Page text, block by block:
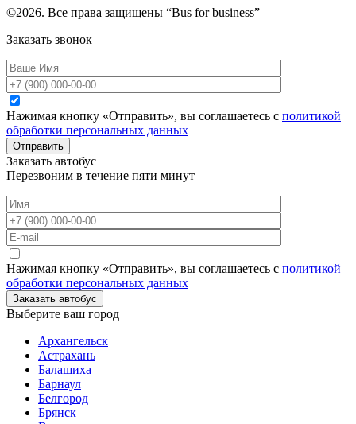
©2026. Все права защищены “Bus for business”
Заказать звонок
Нажимая кнопку «Отправить», вы соглашаетесь с политикой
обработки персональных данных
Отправить
Заказать автобус
Перезвоним в течение пяти минут
Нажимая кнопку «Отправить», вы соглашаетесь с политикой
обработки персональных данных
Заказать автобус
Выберите ваш город
Архангельск
Астрахань
Балашиха
Барнаул
Белгород
Брянск